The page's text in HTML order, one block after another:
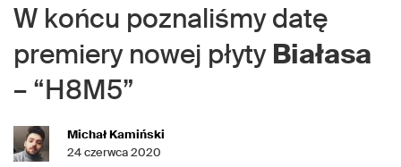
W końcu poznaliśmy datę
premiery nowej płyty Białasa
– “H8M5”
Michał Kamiński
24 czerwca 2020